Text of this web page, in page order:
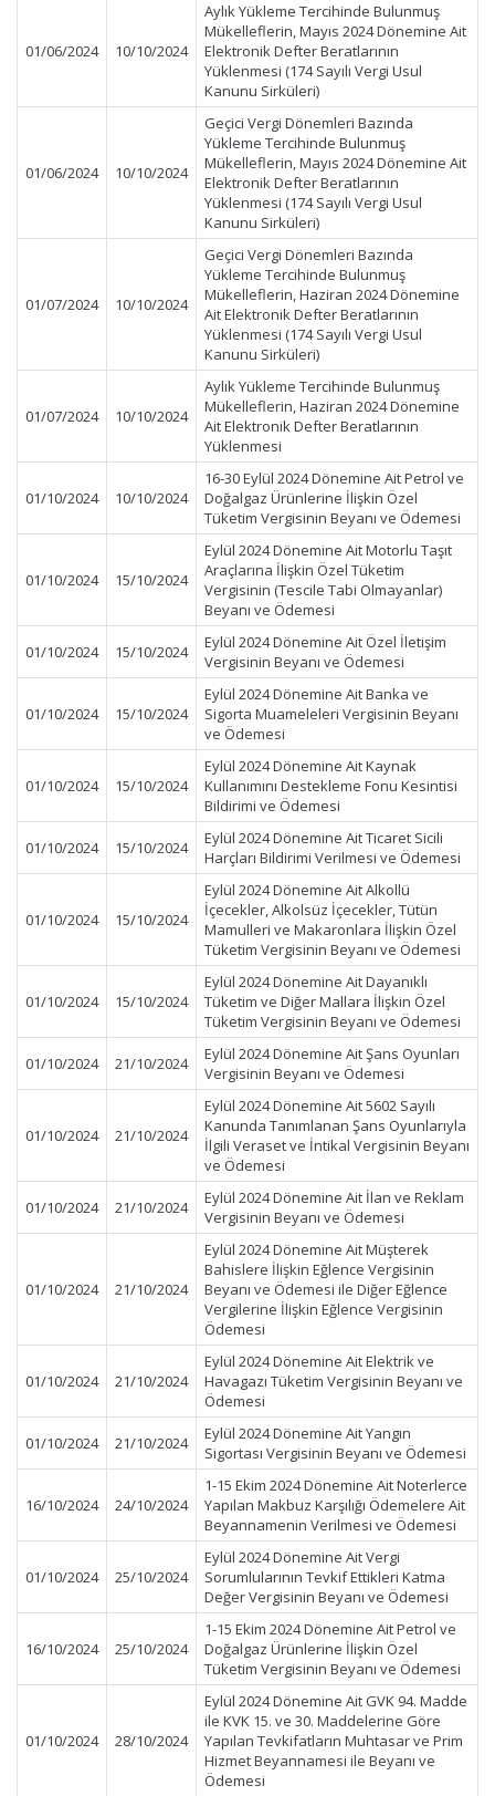
01/06/2024 10/10/2024
Aylık Yükleme Tercihinde Bulunmuş
Mükelleflerin, Mayıs 2024 Dönemine Ait
Elektronik Defter Beratlarının
Yüklenmesi (174 Sayılı Vergi Usul
Kanunu Sirküleri)
01/06/2024 10/10/2024
Geçici Vergi Dönemleri Bazında
Yükleme Tercihinde Bulunmuş
Mükelleflerin, Mayıs 2024 Dönemine Ait
Elektronik Defter Beratlarının
Yüklenmesi (174 Sayılı Vergi Usul
Kanunu Sirküleri)
01/07/2024 10/10/2024
Geçici Vergi Dönemleri Bazında
Yükleme Tercihinde Bulunmuş
Mükelleflerin, Haziran 2024 Dönemine
Ait Elektronik Defter Beratlarının
Yüklenmesi (174 Sayılı Vergi Usul
Kanunu Sirküleri)
01/07/2024 10/10/2024
Aylık Yükleme Tercihinde Bulunmuş
Mükelleflerin, Haziran 2024 Dönemine
Ait Elektronik Defter Beratlarının
Yüklenmesi
01/10/2024 10/10/2024
16-30 Eylül 2024 Dönemine Ait Petrol ve
Doğalgaz Ürünlerine İlişkin Özel
Tüketim Vergisinin Beyanı ve Ödemesi
01/10/2024 15/10/2024
Eylül 2024 Dönemine Ait Motorlu Taşıt
Araçlarına İlişkin Özel Tüketim
Vergisinin (Tescile Tabi Olmayanlar)
Beyanı ve Ödemesi
01/10/2024 15/10/2024
Eylül 2024 Dönemine Ait Özel İletişim
Vergisinin Beyanı ve Ödemesi
01/10/2024 15/10/2024
Eylül 2024 Dönemine Ait Banka ve
Sigorta Muameleleri Vergisinin Beyanı
ve Ödemesi
01/10/2024 15/10/2024
Eylül 2024 Dönemine Ait Kaynak
Kullanımını Destekleme Fonu Kesintisi
Bildirimi ve Ödemesi
01/10/2024 15/10/2024
Eylül 2024 Dönemine Ait Ticaret Sicili
Harçları Bildirimi Verilmesi ve Ödemesi
01/10/2024 15/10/2024
Eylül 2024 Dönemine Ait Alkollü
İçecekler, Alkolsüz İçecekler, Tütün
Mamulleri ve Makaronlara İlişkin Özel
Tüketim Vergisinin Beyanı ve Ödemesi
01/10/2024 15/10/2024
Eylül 2024 Dönemine Ait Dayanıklı
Tüketim ve Diğer Mallara İlişkin Özel
Tüketim Vergisinin Beyanı ve Ödemesi
01/10/2024 21/10/2024
Eylül 2024 Dönemine Ait Şans Oyunları
Vergisinin Beyanı ve Ödemesi
01/10/2024 21/10/2024
Eylül 2024 Dönemine Ait 5602 Sayılı
Kanunda Tanımlanan Şans Oyunlarıyla
İlgili Veraset ve İntikal Vergisinin Beyanı
ve Ödemesi
01/10/2024 21/10/2024
Eylül 2024 Dönemine Ait İlan ve Reklam
Vergisinin Beyanı ve Ödemesi
01/10/2024 21/10/2024
Eylül 2024 Dönemine Ait Müşterek
Bahislere İlişkin Eğlence Vergisinin
Beyanı ve Ödemesi ile Diğer Eğlence
Vergilerine İlişkin Eğlence Vergisinin
Ödemesi
01/10/2024 21/10/2024
Eylül 2024 Dönemine Ait Elektrik ve
Havagazı Tüketim Vergisinin Beyanı ve
Ödemesi
01/10/2024 21/10/2024
Eylül 2024 Dönemine Ait Yangın
Sigortası Vergisinin Beyanı ve Ödemesi
16/10/2024 24/10/2024
1-15 Ekim 2024 Dönemine Ait Noterlerce
Yapılan Makbuz Karşılığı Ödemelere Ait
Beyannamenin Verilmesi ve Ödemesi
01/10/2024 25/10/2024
Eylül 2024 Dönemine Ait Vergi
Sorumlularının Tevkif Ettikleri Katma
Değer Vergisinin Beyanı ve Ödemesi
16/10/2024 25/10/2024
1-15 Ekim 2024 Dönemine Ait Petrol ve
Doğalgaz Ürünlerine İlişkin Özel
Tüketim Vergisinin Beyanı ve Ödemesi
01/10/2024 28/10/2024
Eylül 2024 Dönemine Ait GVK 94. Madde
ile KVK 15. ve 30. Maddelerine Göre
Yapılan Tevkifatların Muhtasar ve Prim
Hizmet Beyannamesi ile Beyanı ve
Ödemesi